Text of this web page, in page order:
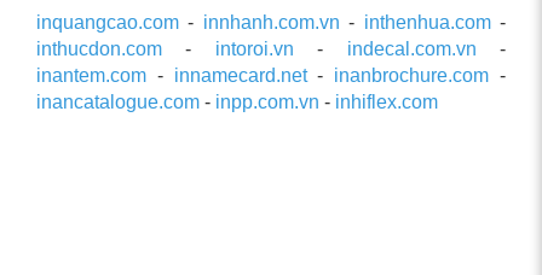
inquangcao.com - innhanh.com.vn - inthenhua.com-
inthucdon.com - intoroi.vn - indecal.com.vn -
inantem.com - innamecard.net- inanbrochure.com -
inancatalogue.com - inpp.com.vn - inhiflex.com